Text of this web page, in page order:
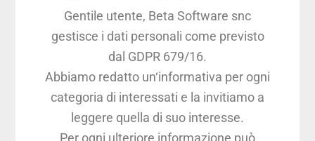
Gentile utente, Beta Software snc
gestisce i dati personali come previsto
dal GDPR 679/16.
Abbiamo redatto un‘informativa per ogni
categoria di interessati e la invitiamo a
leggere quella di suo interesse.